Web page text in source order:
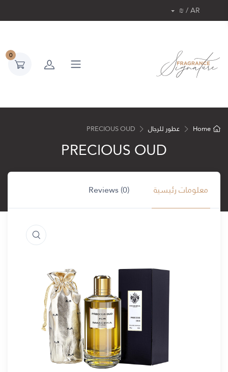
AR / ₪
0
Home عطور للرجال PRECIOUS OUD
PRECIOUS OUD
معلومات رئيسية Reviews (0)